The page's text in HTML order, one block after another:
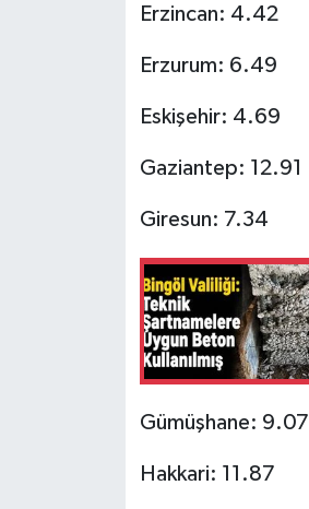
Erzincan: 4.42
Erzurum: 6.49
Eskişehir: 4.69
Gaziantep: 12.91
Giresun: 7.34
Gümüşhane: 9.07
Hakkari: 11.87